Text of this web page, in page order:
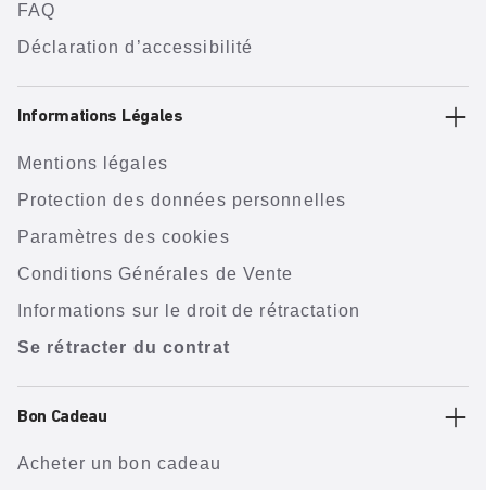
FAQ
Déclaration d’accessibilité
Informations Légales
Mentions légales
Protection des données personnelles
Paramètres des cookies
Conditions Générales de Vente
Informations sur le droit de rétractation
Se rétracter du contrat
Bon Cadeau
Acheter un bon cadeau